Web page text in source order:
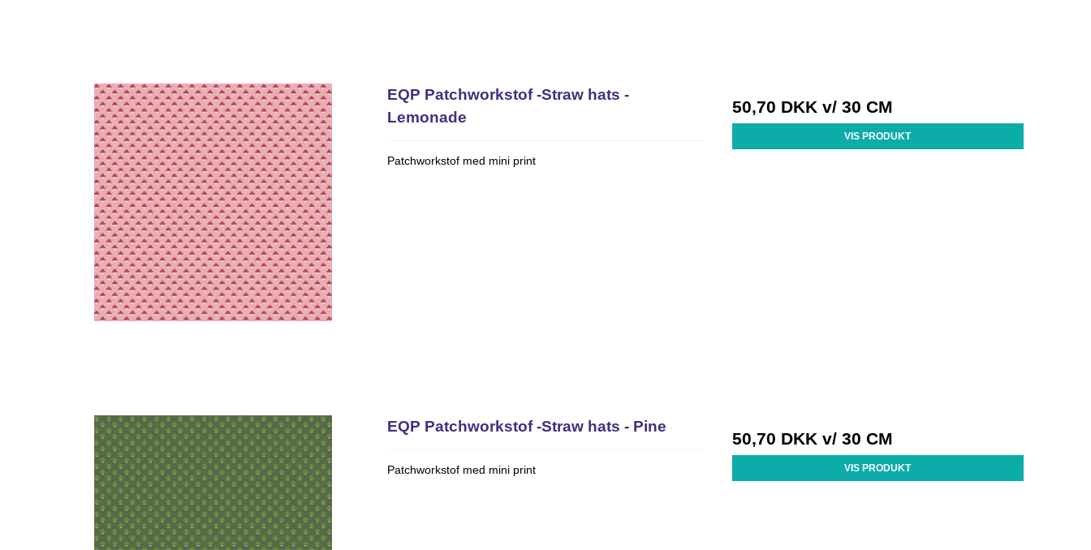
EQP Patchworkstof -Straw hats -
Lemonade
Patchworkstof med mini print
50,70 DKKv/ 30 CM
VIS PRODUKT
EQP Patchworkstof -Straw hats - Pine
Patchworkstof med mini print
50,70 DKKv/ 30 CM
VIS PRODUKT